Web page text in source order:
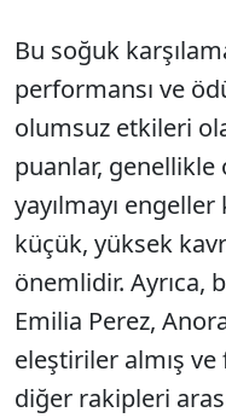
Bu soğuk
performansı ve
olumsuz etkileri
puanlar, genellikle
yayılmayı
küçük, yüksek
önemlidir. Ayrıca,
Emilia Perez,
eleştiriler almış
diğer rakipleri